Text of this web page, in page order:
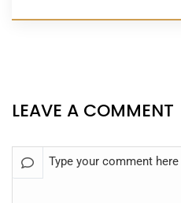
LEAVE A COMMENT